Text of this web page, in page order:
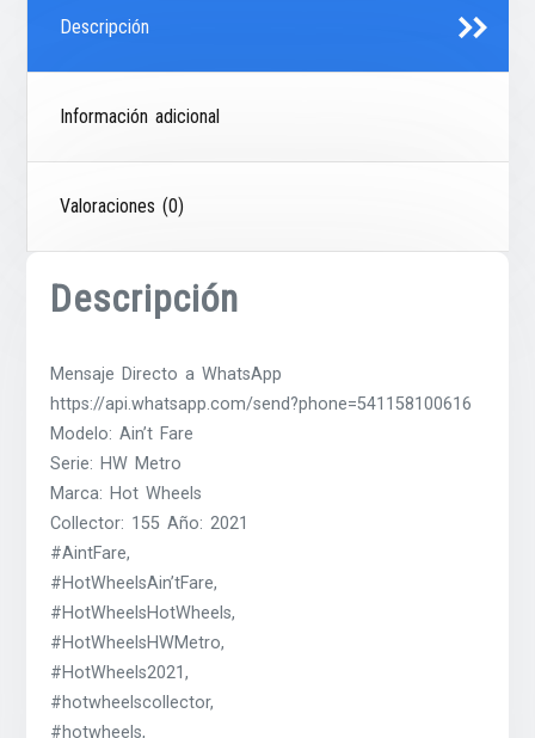
Descripción
Información adicional
Valoraciones (0)
Descripción
Mensaje Directo a WhatsApp
https://api.whatsapp.com/send?phone=541158100616
Modelo: Ain’t Fare
Serie: HW Metro
Marca: Hot Wheels
Collector: 155 Año: 2021
#AintFare,
#HotWheelsAin’tFare,
#HotWheelsHotWheels,
#HotWheelsHWMetro,
#HotWheels2021,
#hotwheelscollector,
#hotwheels,